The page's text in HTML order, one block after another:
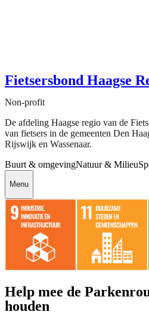
Fietsersbond Haagse
Non-profit
De afdeling Haagse regio van de
van fietsers in de gemeenten Den
Rijswijk en Wassenaar.
Buurt & omgevingNatuur & Milieu
Menu
Help mee de
houden